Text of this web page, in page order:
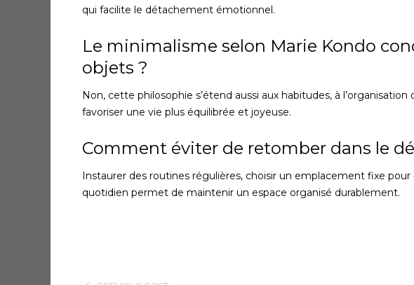
qui facilite le détachement émotionnel.
Le minimalisme selon Marie Kondo
objets ?
Non, cette philosophie s’étend aussi aux habitudes, à
favoriser une vie plus équilibrée et joyeuse.
Comment éviter de retomber dans le
Instaurer des routines régulières, choisir un emplacement fixe
quotidien permet de maintenir un espace organisé durablement.